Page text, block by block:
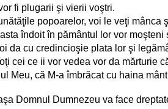
fi plugarii şi vierii voştri.
popoarelor, voi le veţi mânca
îndoit în pământul lor vor
da cu credincioşie plata lor şi
cei ce ii vor vedea vor da mărturie
Meu, că M-a îmbrăcat cu haina
Domnul Dumnezeu va face